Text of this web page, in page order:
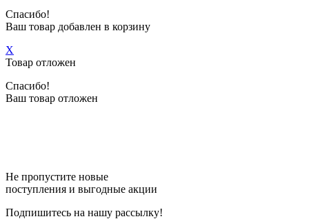
Спасибо!
Ваш товар добавлен в корзину
X
Товар отложен
Спасибо!
Ваш товар отложен
Не пропустите новые
поступления и выгодные акции
Подпишитесь на нашу рассылку!